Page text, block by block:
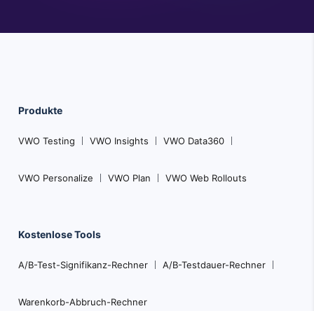
Produkte
VWO Testing VWO Insights VWO Data360
VWO Personalize VWO Plan VWO Web Rollouts
Kostenlose Tools
A/B-Test-Signifikanz-Rechner A/B-Testdauer-Rechner
Warenkorb-Abbruch-Rechner